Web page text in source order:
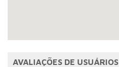
AVALIAÇÕES DE USUÁRIOS